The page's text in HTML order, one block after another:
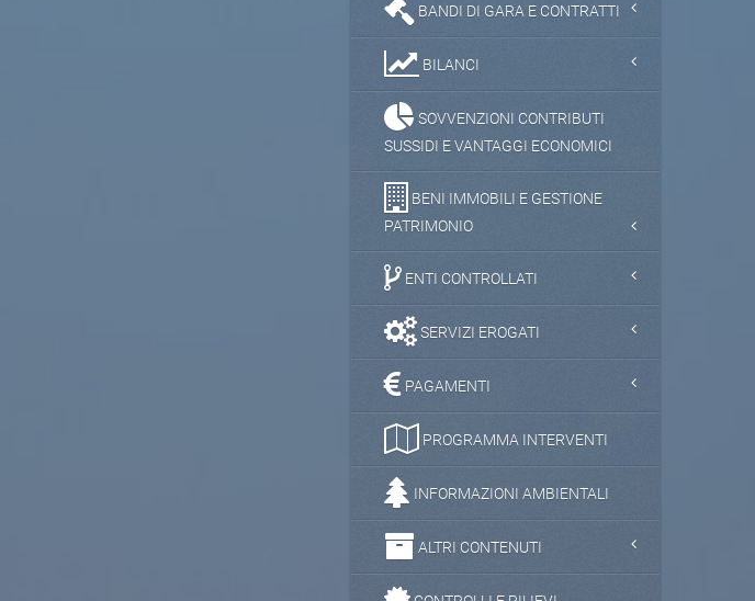
BANDI DI GARA E CONTRATTI
BILANCI
SOVVENZIONI CONTRIBUTI
SUSSIDI E VANTAGGI ECONOMICI
BENI IMMOBILI E GESTIONE
PATRIMONIO
ENTI CONTROLLATI
SERVIZI EROGATI
PAGAMENTI
PROGRAMMA INTERVENTI
INFORMAZIONI AMBIENTALI
ALTRI CONTENUTI